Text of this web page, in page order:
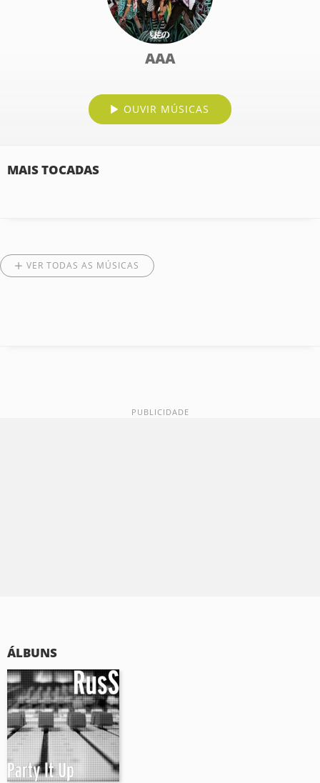
AAA
OUVIR MÚSICAS
MAIS TOCADAS
VER TODAS AS MÚSICAS
ÁLBUNS